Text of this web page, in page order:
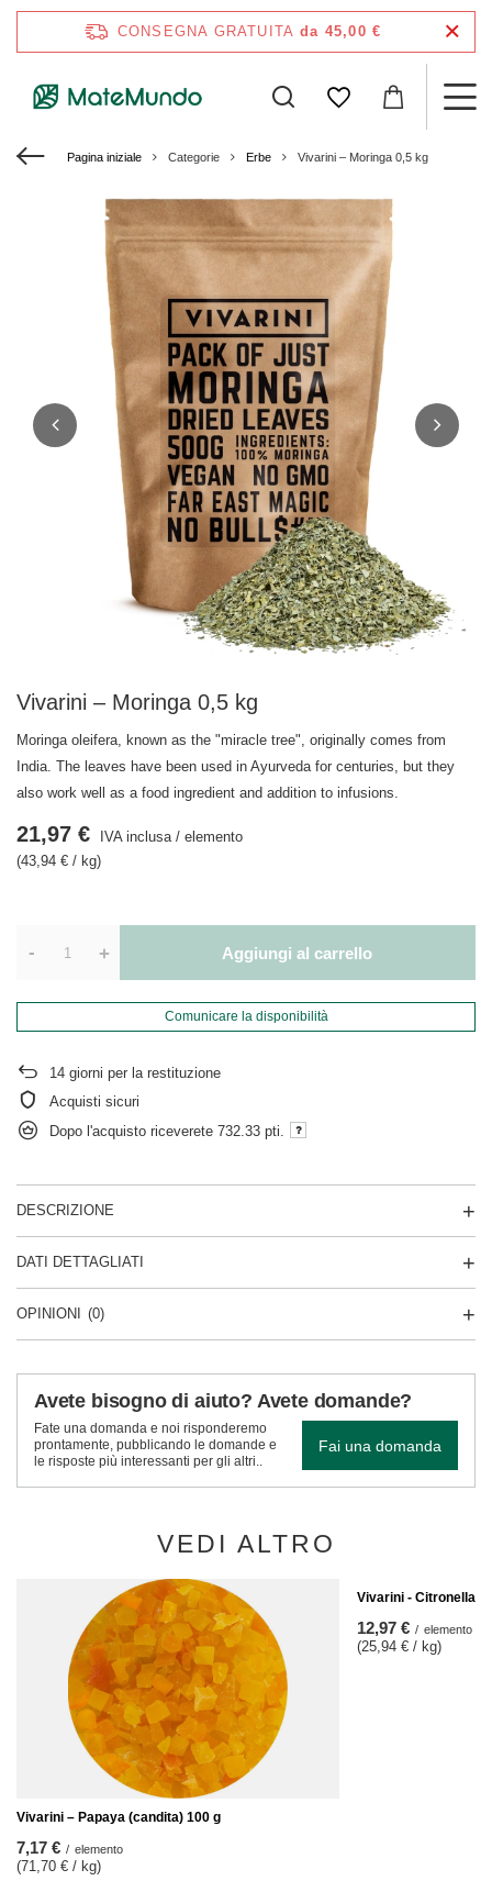
CONSEGNA GRATUITA da 45,00 €
Pagina iniziale Categorie Erbe Vivarini – Moringa 0,5 kg
Vivarini – Moringa 0,5 kg
Moringa oleifera, known as the "miracle tree", originally comes from
India. The leaves have been used in Ayurveda for centuries, but they
also work well as a food ingredient and addition to infusions.
21,97 € IVA inclusa/ elemento
(43,94 € / kg)
- + Aggiungi al carrello
Comunicare la disponibilità
14 giorni per la restituzione
Acquisti sicuri
Dopo l'acquisto riceverete 732.33 pti.
DESCRIZIONE
DATI DETTAGLIATI
OPINIONI (0)
Avete bisogno di aiuto? Avete domande?
Fate una domanda e noi risponderemo
prontamente, pubblicando le domande e
le risposte più interessanti per gli altri..
Fai una domanda
VEDI ALTRO
Vivarini – Papaya (candita) 100 g
7,17 € / elemento
(71,70 € / kg)
Vivarini - Citronella
12,97 € / elemento
(25,94 € / kg)